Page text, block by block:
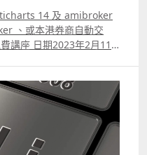
14 及 amibroker
、或本港券商自動交
講座 日期2023年2月11
及SQQQ即市交易技
如何利用程式優
港股 Amibroker及
的各種常見問題 報名